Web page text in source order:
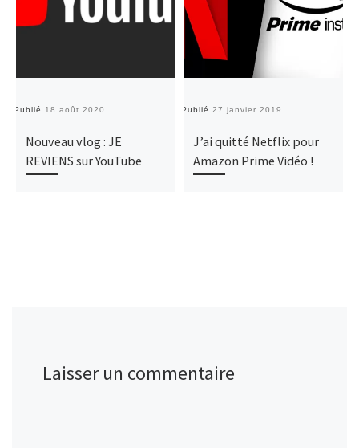
Publié 18 août 2020
Nouveau vlog : JE
REVIENS sur YouTube
Publié 27 janvier 2019
J’ai quitté Netflix pour
Amazon Prime Vidéo !
Laisser un commentaire